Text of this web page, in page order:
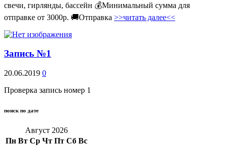
свечи, гирлянды, бассейн 💰Минимальный сумма для
отправке от 3000р. 🚚Отправка >>читать далее<<
Запись №1
20.06.2019 0
Проверка запись номер 1
поиск по дате
Август 2026
Пн Вт Ср Чт Пт Сб Вс